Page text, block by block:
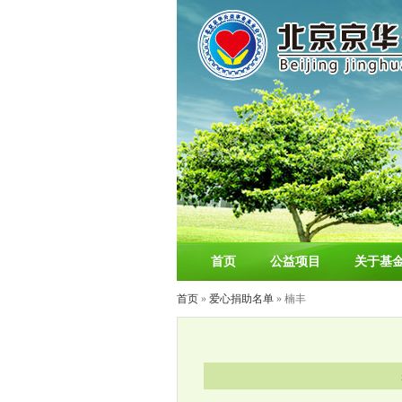
首页 公益项目 关于基
首页 » 爱心捐助名单 » 楠丰